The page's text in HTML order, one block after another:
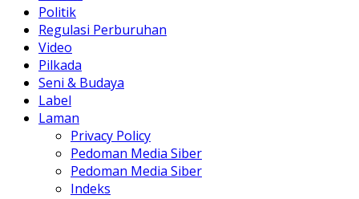
Politik
Regulasi Perburuhan
Video
Pilkada
Seni & Budaya
Label
Laman
Privacy Policy
Pedoman Media Siber
Pedoman Media Siber
Indeks